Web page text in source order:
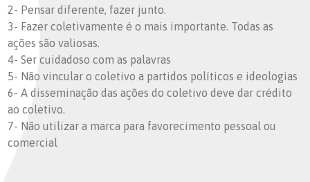
2- Pensar diferente, fazer junto.
3- Fazer coletivamente é o mais importante. Todas as
ações são valiosas.
4- Ser cuidadoso com as palavras
5- Não vincular o coletivo a partidos políticos e ideologias
6- A disseminação das ações do coletivo deve dar crédito
ao coletivo.
7- Não utilizar a marca para favorecimento pessoal ou
comercial